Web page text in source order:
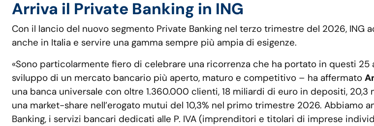
Arriva il Private Banking in ING
Con il lancio del nuovo segmento Private Banking nel terzo trimestre del 2026,
anche in Italia e servire una gamma sempre più ampia di esigenze.
«Sono particolarmente fiero di celebrare una ricorrenza che ha portato in questi
sviluppo di un mercato bancario più aperto, maturo e competitivo – ha affermato
una banca universale con oltre 1.360.000 clienti, 18 miliardi di euro in depositi,
una market-share nell’erogato mutui del 10,3% nel primo trimestre 2026. Abbiamo
Banking, i servizi bancari dedicati alle P. IVA (imprenditori e titolari di imprese